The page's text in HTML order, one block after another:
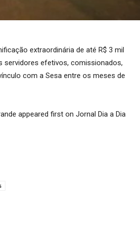
extraordinária de até R$ 3 mil
servidores efetivos, comissionados,
com a Sesa entre os meses de
appeared first on Jornal Dia a Dia